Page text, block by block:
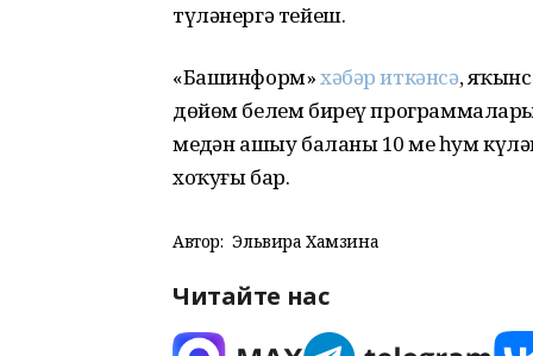
түләнергә тейеш.
«Башинформ»хәбәр иткәнсә,
дөйөм белем биреү
меңдән ашыу баланың 10 мең һум
хоҡуғы бар.
Автор: Эльвира Хамзина
Читайте нас